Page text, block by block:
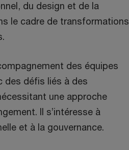
du design et de la
le cadre de transformations
des équipes
des défis liés à des
une approche
Il s’intéresse à
et à la gouvernance.